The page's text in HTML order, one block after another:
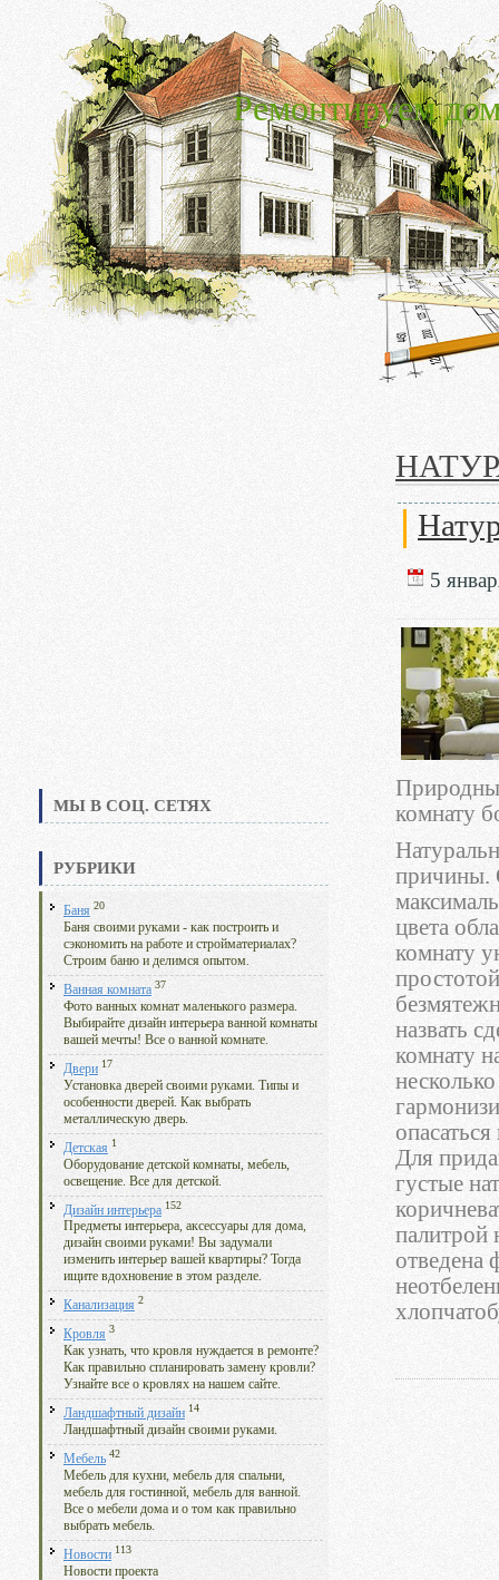
Ремонтируем
МЫ В СОЦ. СЕТЯХ
РУБРИКИ
Баня 20
Баня своими руками - как построить и
сэкономить на работе и стройматериалах?
Строим баню и делимся опытом.
Ванная комната 37
Фото ванных комнат маленького размера.
Выбирайте дизайн интерьера ванной комнаты
вашей мечты! Все о ванной комнате.
Двери 17
Установка дверей своими руками. Типы и
особенности дверей. Как выбрать
металлическую дверь.
Детская 1
Оборудование детской комнаты, мебель,
освещение. Все для детской.
Дизайн интерьера 152
Предметы интерьера, аксессуары для дома,
дизайн своими руками! Вы задумали
изменить интерьер вашей квартиры? Тогда
ищите вдохновение в этом разделе.
Канализация 2
Кровля 3
Как узнать, что кровля нуждается в ремонте?
Как правильно спланировать замену кровли?
Узнайте все о кровлях на нашем сайте.
Ландшафтный дизайн 14
Ландшафтный дизайн своими руками.
Мебель 42
Мебель для кухни, мебель для спальни,
мебель для гостинной, мебель для ванной.
Все о мебели дома и о том как правильно
выбрать мебель.
Новости 113
Новости проекта
5
комнату
причины.
цвета
комнату
назвать
комнату
Для
густые
палитрой
отведена